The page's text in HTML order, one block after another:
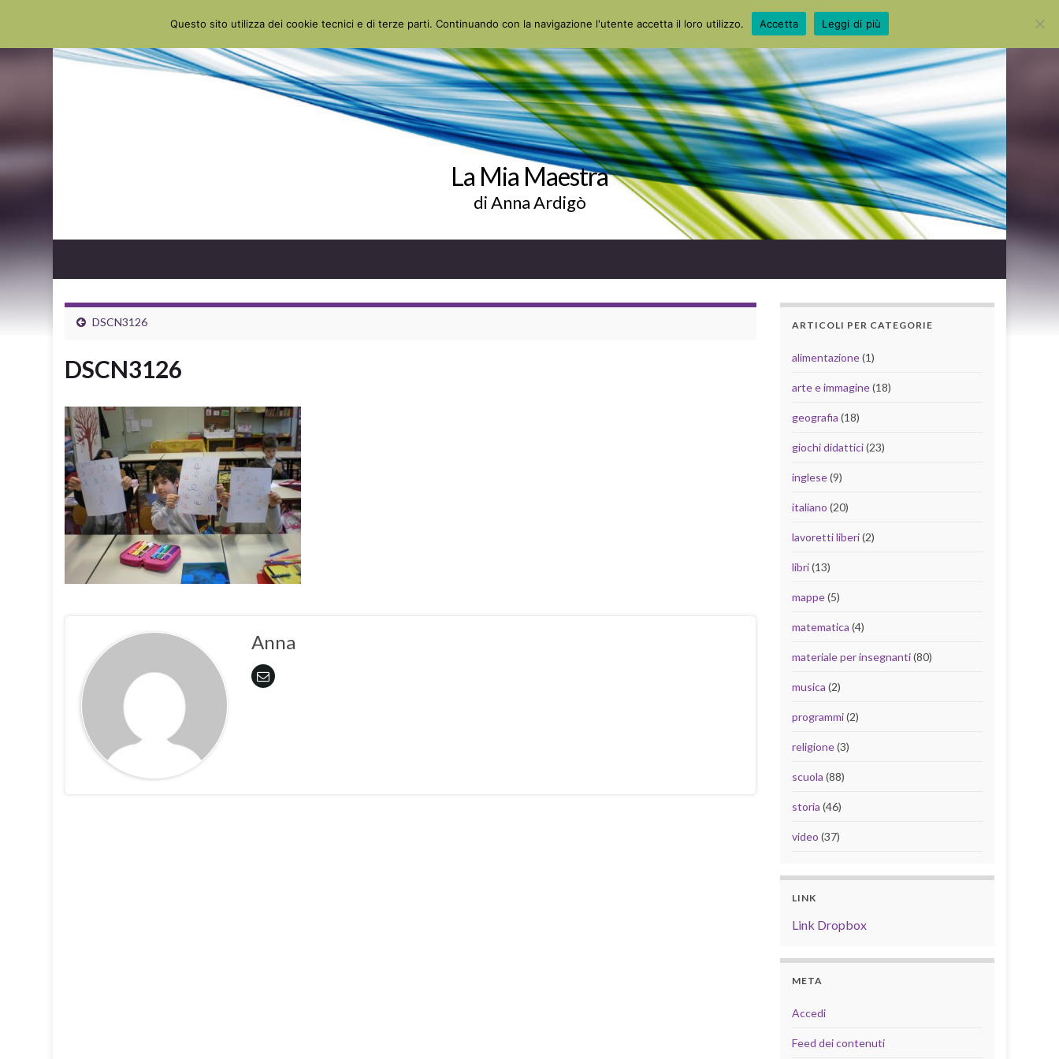
Search for:
La Mia Maestra
di Anna Ardigò
DSCN3126
DSCN3126
Anna
ARTICOLI PER CATEGORIE
alimentazione(1)
arte e immagine(18)
geografia (18)
giochi didattici(23)
inglese(9)
italiano (20)
lavoretti liberi(2)
libri(13)
mappe(5)
matematica (4)
materiale per insegnanti(80)
musica (2)
programmi(2)
religione(3)
scuola (88)
storia (46)
video (37)
LINK
Link Dropbox
META
Accedi
Feed dei contenuti
Questo sito utilizza dei cookie tecnici e di terze parti. Continuando con la navigazione l'utente accetta il loro utilizzo. Accetta Leggi di più